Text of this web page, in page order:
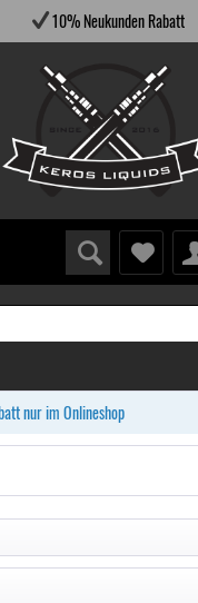
10% Neukunden Rabatt
nur im Onlineshop